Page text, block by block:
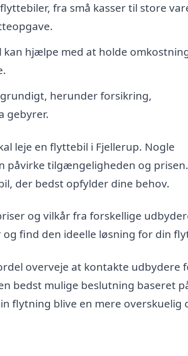
fra små kasser til store
hjælpe med at holde
herunder forsikring,
gebyrer.
leje en flyttebil i Fjellerup. Nogle
tilgængeligheden og
der bedst opfylder dine behov.
og vilkår fra forskellige
find den ideelle løsning for din
overveje at kontakte udbydere
bedst mulige beslutning baseret
flytning blive en mere overskuelig